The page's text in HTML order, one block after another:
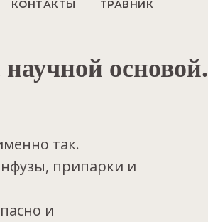
КОНТАКТЫ ТРАВНИК
основой.
так.
припарки и
и